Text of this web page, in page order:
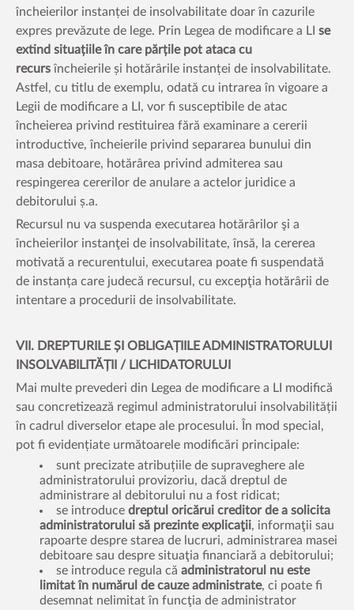
încheierilor instanței de insolvabilitate doar în cazurile
expres prevăzute de lege. Prin Legea de modificare a LI se
extind situațiile în care părțile pot ataca cu
recurs încheierile și hotărârile instanței de insolvabilitate.
Astfel, cu titlu de exemplu, odată cu intrarea în vigoare a
Legii de modificare a LI, vor fi susceptibile de atac
încheierea privind restituirea fără examinare a cererii
introductive, încheierile privind separarea bunului din
masa debitoare, hotărârea privind admiterea sau
respingerea cererilor de anulare a actelor juridice a
debitorului ș.a.
Recursul nu va suspenda executarea hotărârilor şi a
încheierilor instanţei de insolvabilitate, însă, la cererea
motivată a recurentului, executarea poate fi suspendată
de instanța care judecă recursul, cu excepţia hotărârii de
intentare a procedurii de insolvabilitate.
VII. DREPTURILE ȘI OBLIGAȚIILE ADMINISTRATORULUI
INSOLVABILITĂȚII / LICHIDATORULUI
Mai multe prevederi din Legea de modificare a LI modifică
sau concretizează regimul administratorului insolvabilității
în cadrul diverselor etape ale procesului. În mod special,
pot fi evidențiate următoarele modificări principale:
sunt precizate atribuțiile de supraveghere ale
administratorului provizoriu, dacă dreptul de
administrare al debitorului nu a fost ridicat;
se introduce dreptul oricărui creditor de a solicita
administratorului să prezinte explicaţii, informaţii sau
rapoarte despre starea de lucruri, administrarea masei
debitoare sau despre situaţia financiară a debitorului;
se introduce regula că administratorul nu este
limitat în numărul de cauze administrate, ci poate fi
desemnat nelimitat în funcţia de administrator